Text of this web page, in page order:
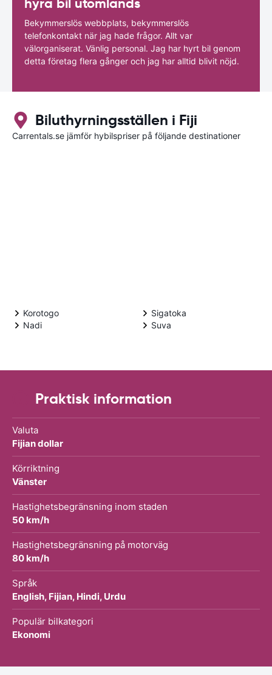
Bekymmerslös webbplats, bekymmerslös
telefonkontakt när jag hade frågor. Allt var
välorganiserat. Vänlig personal. Jag har hyrt bil genom
detta företag flera gånger och jag har alltid blivit nöjd.
Biluthyrningsställen i Fiji
Carrentals.se jämför hybilspriser på följande destinationer
Korotogo
Nadi
Sigatoka
Suva
Praktisk information
Valuta
Fijian dollar
Körriktning
Vänster
Hastighetsbegränsning inom staden
50 km/h
Hastighetsbegränsning på motorväg
80 km/h
Språk
English, Fijian, Hindi, Urdu
Populär bilkategori
Ekonomi